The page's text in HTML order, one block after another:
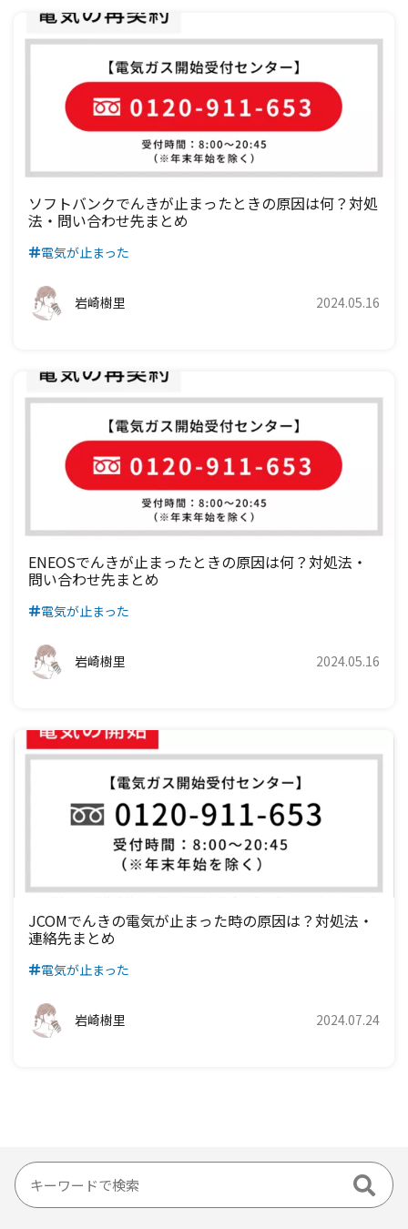
ソフトバンクでんきが止まったときの原因は何？対処
法・問い合わせ先まとめ
電気が止まった
岩崎樹里 2024.05.16
ENEOSでんきが止まったときの原因は何？対処法・
問い合わせ先まとめ
電気が止まった
岩崎樹里 2024.05.16
JCOMでんきの電気が止まった時の原因は？対処法・
連絡先まとめ
電気が止まった
岩崎樹里 2024.07.24